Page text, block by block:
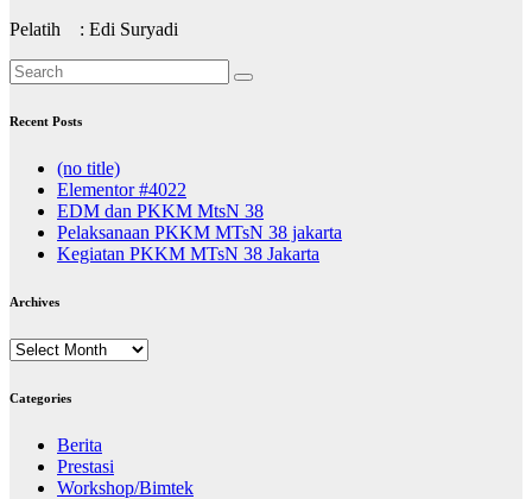
Pelatih : Edi Suryadi
Recent Posts
(no title)
Elementor #4022
EDM dan PKKM MtsN 38
Pelaksanaan PKKM MTsN 38 jakarta
Kegiatan PKKM MTsN 38 Jakarta
Archives
Archives
Categories
Berita
Prestasi
Workshop/Bimtek